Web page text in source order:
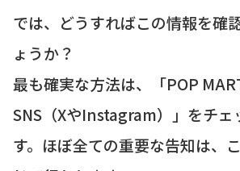
では、どうすればこの情報を確
ょうか？
最も確実な方法は、「POP
SNS（XやInstagram）」をチェ
す。ほぼ全ての重要な告知は、